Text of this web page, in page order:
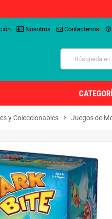
Nosotros Contactenos help_outline
y Coleccionables chevron_right Juegos de